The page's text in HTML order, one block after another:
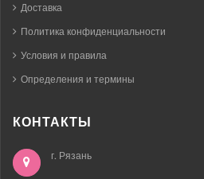
Доставка
Политика конфиденциальности
Условия и правила
Определения и термины
КОНТАКТЫ
г. Рязань